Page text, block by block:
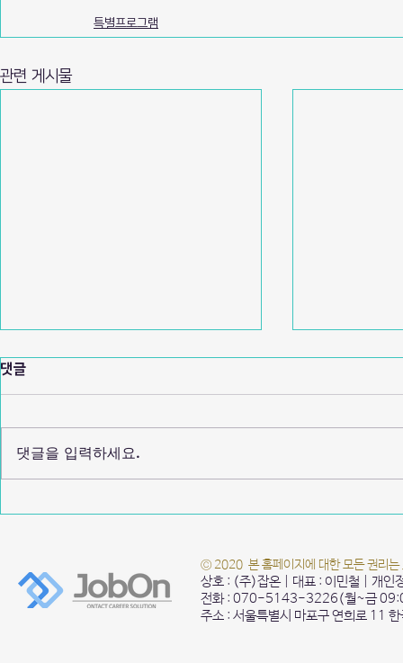
특별프로그램
관련 게시물
댓글
댓글을 입력하세요.
© 2020 본 홈페이지에 대한 모든 권리
상호 : (주)잡온 | 대표 : 이민철 | 개인
전화 : 070-5143-3226(월~금
주소 : 서울특별시 마포구 연희로 11